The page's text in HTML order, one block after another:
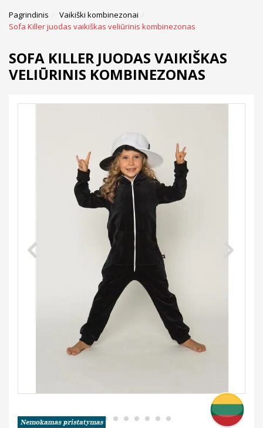
Pagrindinis
Vaikiški kombinezonai
Sofa Killer juodas vaikiškas veliūrinis kombinezonas
SOFA KILLER JUODAS VAIKIŠKAS
VELIŪRINIS KOMBINEZONAS